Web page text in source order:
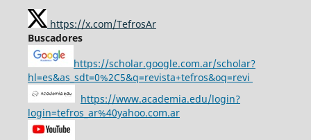
https://x.com/TefrosAr
Buscadores
https://scholar.google.com.ar/scholar?
hl=es&as_sdt=0%2C5&q=revista+tefros&oq=revi
https://www.academia.edu/login?
login=tefros_ar%40yahoo.com.ar